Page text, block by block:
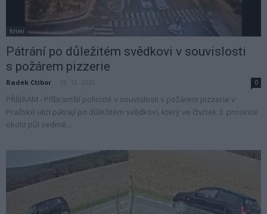
Krimi
Pátrání po důležitém svědkovi v souvislosti
s požárem pizzerie
Radek Ctibor 0
PŘÍBRAM - Příbramští policisté v souvislosti s požárem pizzerie v
Pražské ulici pátrají po důležitém svědkovi, který ve čtvrtek 3. prosince
okolo půl sedmé...